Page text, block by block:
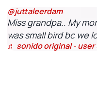
@juttaleerdam
Miss grandpa.. My
was small bird bc we
♬ sonido original - user